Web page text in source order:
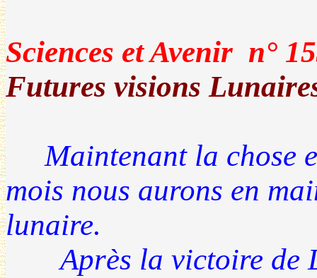
Sciences et Avenir n°
Futures visions
Maintenant la chose
mois nous aurons en
lunaire.
Après la victoire de